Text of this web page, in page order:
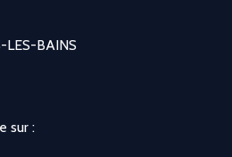
LES-BAINS
sur :